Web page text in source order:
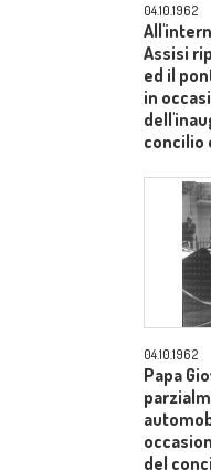
04.10.1962
Assisi
ed il
in
concilio
04.10.1962
Papa
del